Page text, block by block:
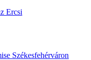
Ercsi
Székesfehérváron